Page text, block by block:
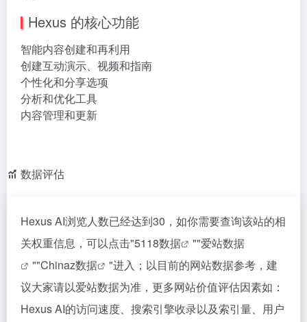
Hexus 的核心功能
智能内容创建和再利用
创建互动演示、视频和指南
个性化和分享选项
分析和优化工具
内容管理和更新
数据评估
Hexus AI浏览人数已经达到30，如你需要查询该站的相
关权重信息，可以点击"5118数据 ""爱站数据
""Chinaz数据
"进入；以目前的网站数据参考，建
议大家请以爱站数据为准，更多网站价值评估因素如：
Hexus AI的访问速度、搜索引擎收录以及索引量、用户